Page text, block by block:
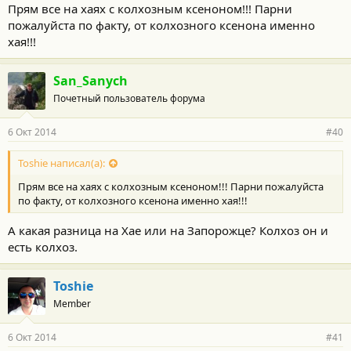
с
т
и
Прям все на хаях с колхозным ксеноном!!! Парни
пожалуйста по факту, от колхозного ксенона именно
хая!!!
San_Sanych
Почетный пользователь форума
6 Окт 2014 #40
Toshie написал(а):
Прям все на хаях с колхозным ксеноном!!! Парни пожалуйста
по факту, от колхозного ксенона именно хая!!!
А какая разница на Хае или на Запорожце? Колхоз он и
есть колхоз.
Toshie
Member
6 Окт 2014 #41